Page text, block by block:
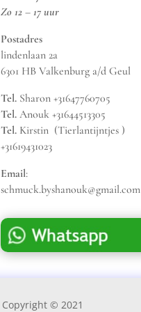
Zo 12 – 17 uur
Postadres
lindenlaan 2a
6301 HB Valkenburg a/d Geul
Tel. Sharon +31647760705
Tel. Anouk +31644513305
Tel. Kirstin (Tierlantijntjes )
+31619431023
Email:
schmuck.byshanouk@gmail.com
Copyright © 2021